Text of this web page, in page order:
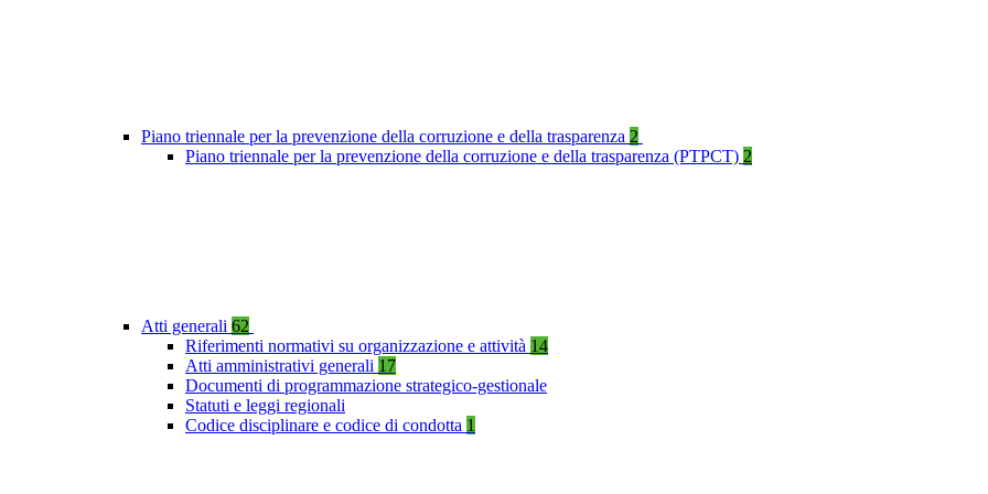
Piano triennale per la prevenzione della corruzione e della trasparenza 2
Piano triennale per la prevenzione della corruzione e della trasparenza (PTPCT) 2
Atti generali 62
Riferimenti normativi su organizzazione e attività 14
Atti amministrativi generali 17
Documenti di programmazione strategico-gestionale
Statuti e leggi regionali
Codice disciplinare e codice di condotta 1